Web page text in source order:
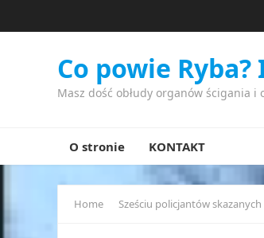
Co powie Ryba?
Masz dość obłudy organów ścigania
O stronie KONTAKT
Home Sześciu policjantów